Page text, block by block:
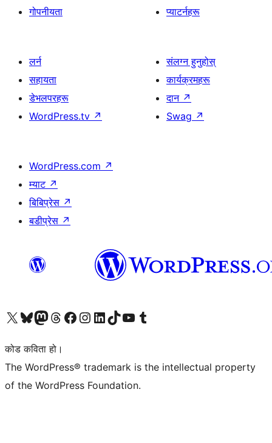
गोपनीयता
प्याटर्नहरू
लर्न
सहायता
डेभलपरहरू
WordPress.tv ↗
संलग्न हुनुहोस्
कार्यक्रमहरू
दान ↗
Swag ↗
WordPress.com ↗
म्याट ↗
बिबिप्रेस ↗
बडीप्रेस ↗
हाम्रो X (पहिले ट्विटर) खातामा जानुहोस्
हाम्रो Bluesky खाता भ्रमण गर्नुहोस्
हाम्रो म्यास्टोडन खाता भ्रमण गर्नुहोस्
हाम्रो थ्रेड्स खातामा जानुहोस्
हाम्रो फेसबुक पेजमा जानुहोस्
हाम्रो इन्स्टाग्राम खातामा जानुहोस्
हाम्रो लिङ्क्डइन खातामा जानुहोस्
हाम्रो TikTok खाता भ्रमण गर्नुहोस्
हाम्रो युट्युब च्यानलमा जानुहोस्
हाम्रो टम्बलर खाता भ्रमण गर्नुहोस्
कोड कविता हो।
The WordPress® trademark is the intellectual property
of the WordPress Foundation.